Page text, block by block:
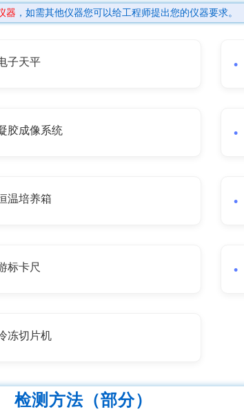
器 ，如需其他仪器您可以给工程师提出您的仪器要求。
子天平
胶成像系统
温培养箱
标卡尺
冻切片机
检测方法（部分）